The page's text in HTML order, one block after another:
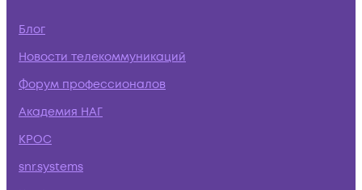
Блог
Новости телекоммуникаций
Форум профессионалов
Академия НАГ
КРОС
snr.systems